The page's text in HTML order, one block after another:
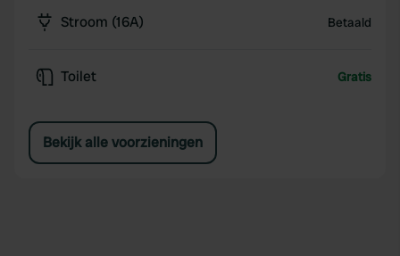
Stroom (16A) Betaald
Toilet Gratis
Bekijk alle voorzieningen